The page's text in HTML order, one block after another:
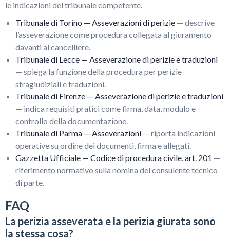
le indicazioni del tribunale competente.
Tribunale di Torino — Asseverazioni di perizie — descrive
l’asseverazione come procedura collegata al giuramento
davanti al cancelliere.
Tribunale di Lecce — Asseverazione di perizie e traduzioni
— spiega la funzione della procedura per perizie
stragiudiziali e traduzioni.
Tribunale di Firenze — Asseverazione di perizie e traduzioni
— indica requisiti pratici come firma, data, modulo e
controllo della documentazione.
Tribunale di Parma — Asseverazioni — riporta indicazioni
operative su ordine dei documenti, firma e allegati.
Gazzetta Ufficiale — Codice di procedura civile, art. 201 —
riferimento normativo sulla nomina del consulente tecnico
di parte.
FAQ
La perizia asseverata e la perizia giurata sono
la stessa cosa?